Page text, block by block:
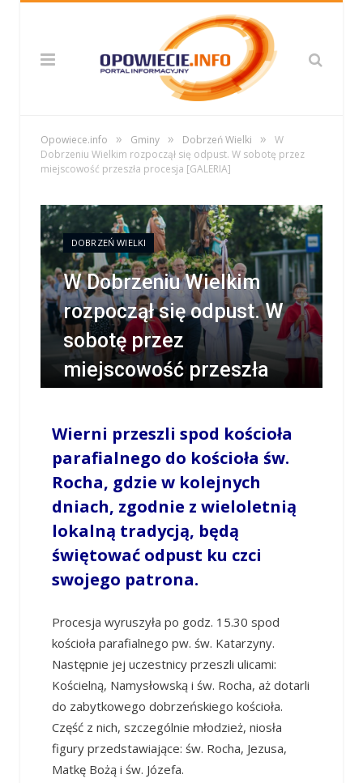
Opowiece.info » Gminy » Dobrzeń Wielki »
W
Dobrzeniu Wielkim rozpoczął się odpust. W sobotę przez
miejscowość przeszła procesja [GALERIA]
DOBRZEŃ WIELKI
W Dobrzeniu Wielkim
rozpoczął się odpust. W
sobotę przez
miejscowość przeszła
/ TOMASZ CHABIOR /
19 SIERPNIA 2023 / 17:34
0 COMMENTS
Wierni przeszli spod kościoła
parafialnego do kościoła św.
Rocha, gdzie w kolejnych
dniach, zgodnie z wieloletnią
lokalną tradycją, będą
świętować odpust ku czci
swojego patrona.
Procesja wyruszyła po godz. 15.30 spod
kościoła parafialnego pw. św. Katarzyny.
Następnie jej uczestnicy przeszli ulicami:
Kościelną, Namysłowską i św. Rocha, aż dotarli
do zabytkowego dobrzeńskiego kościoła.
Część z nich, szczególnie młodzież, niosła
figury przedstawiające: św. Rocha, Jezusa,
Matkę Bożą i św. Józefa.